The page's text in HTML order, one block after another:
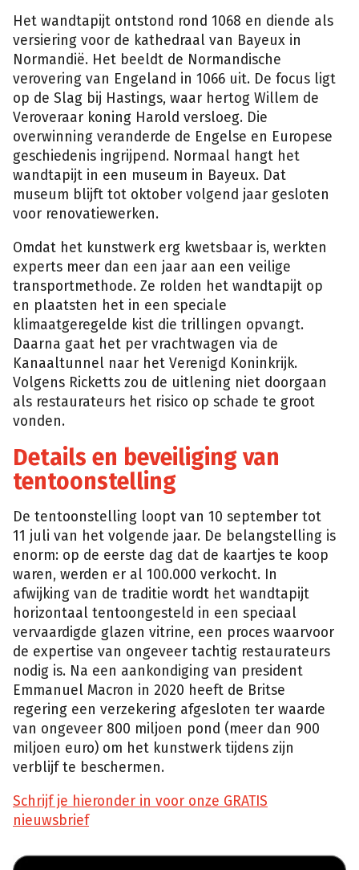
Het wandtapijt ontstond rond 1068 en diende als
versiering voor de kathedraal van Bayeux in
Normandië. Het beeldt de Normandische
verovering van Engeland in 1066 uit. De focus ligt
op de Slag bij Hastings, waar hertog Willem de
Veroveraar koning Harold versloeg. Die
overwinning veranderde de Engelse en Europese
geschiedenis ingrijpend. Normaal hangt het
wandtapijt in een museum in Bayeux. Dat
museum blijft tot oktober volgend jaar gesloten
voor renovatiewerken.
Omdat het kunstwerk erg kwetsbaar is, werkten
experts meer dan een jaar aan een veilige
transportmethode. Ze rolden het wandtapijt op
en plaatsten het in een speciale
klimaatgeregelde kist die trillingen opvangt.
Daarna gaat het per vrachtwagen via de
Kanaaltunnel naar het Verenigd Koninkrijk.
Volgens Ricketts zou de uitlening niet doorgaan
als restaurateurs het risico op schade te groot
vonden.
Details en beveiliging van
tentoonstelling
De tentoonstelling loopt van 10 september tot
11 juli van het volgende jaar. De belangstelling is
enorm: op de eerste dag dat de kaartjes te koop
waren, werden er al 100.000 verkocht. In
afwijking van de traditie wordt het wandtapijt
horizontaal tentoongesteld in een speciaal
vervaardigde glazen vitrine, een proces waarvoor
de expertise van ongeveer tachtig restaurateurs
nodig is. Na een aankondiging van president
Emmanuel Macron in 2020 heeft de Britse
regering een verzekering afgesloten ter waarde
van ongeveer 800 miljoen pond (meer dan 900
miljoen euro) om het kunstwerk tijdens zijn
verblijf te beschermen.
Schrijf je hieronder in voor onze GRATIS
nieuwsbrief